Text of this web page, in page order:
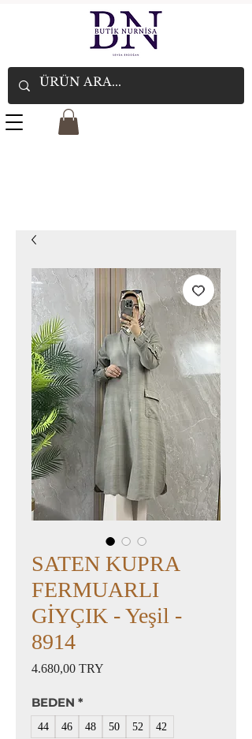
SATEN KUPRA
FERMUARLI
GİYÇIK - Yeşil -
8914
4.680,00 TRY
BEDEN *
44 46 48 50 52 42